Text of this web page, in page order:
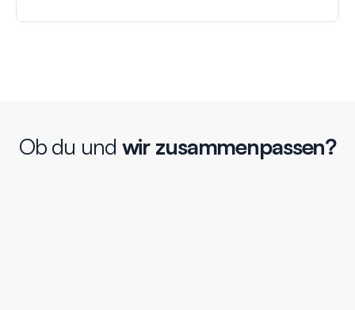
Ob du und wir zusammenpassen?